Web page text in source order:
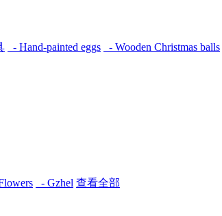
- Hand-painted eggs - Wooden Christmas balls
- Gzhel 查看全部